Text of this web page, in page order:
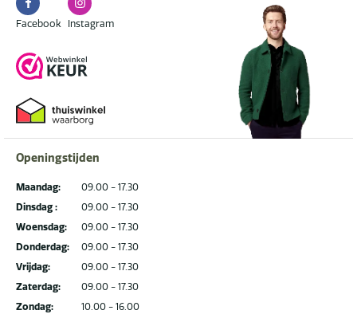
Facebook
Facebook
Instagram
Instagram
Openingstijden
Maandag:
Dinsdag :
Woensdag:
Donderdag:
Vrijdag:
Zaterdag:
Zondag:
09.00 - 17.30
09.00 - 17.30
09.00 - 17.30
09.00 - 17.30
09.00 - 17.30
09.00 - 17.30
10.00 - 16.00